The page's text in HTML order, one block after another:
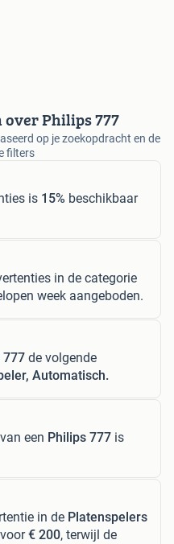
Philips 777
op je zoekopdracht en de
filters
is 15% beschikbaar
in de categorie
week aangeboden.
777 de volgende
Automatisch.
een Philips 777 is
in de Platenspelers
€ 200, terwijl de